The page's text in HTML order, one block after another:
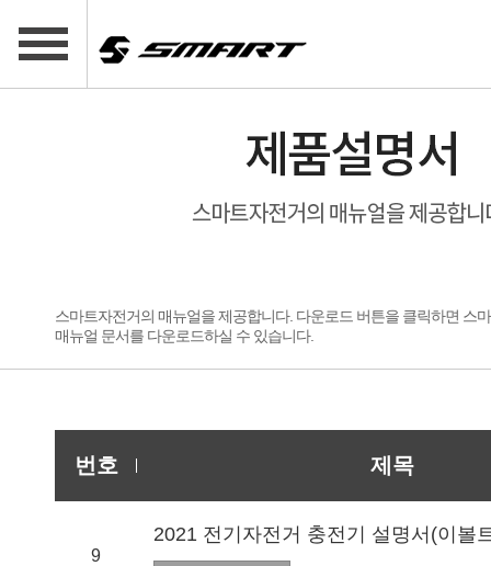
스마트자전거의 매뉴얼을 제공합니다. 다운로드 버튼을 클릭하면 스
매뉴얼 문서를 다운로드하실 수 있습니다.
번호 제목
9
2021 전기자전거 충전기 설명서(이볼